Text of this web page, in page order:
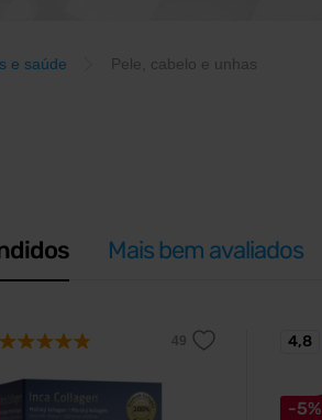
e saúde Pele, cabelo e unhas
Mais bem avaliados
-5%
4,8